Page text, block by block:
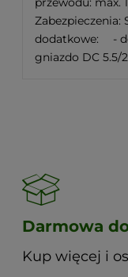
Zabezpieczenia:
dodatkowe: -
gniazdo DC 5.5/
Darmowa
Kup więcej i